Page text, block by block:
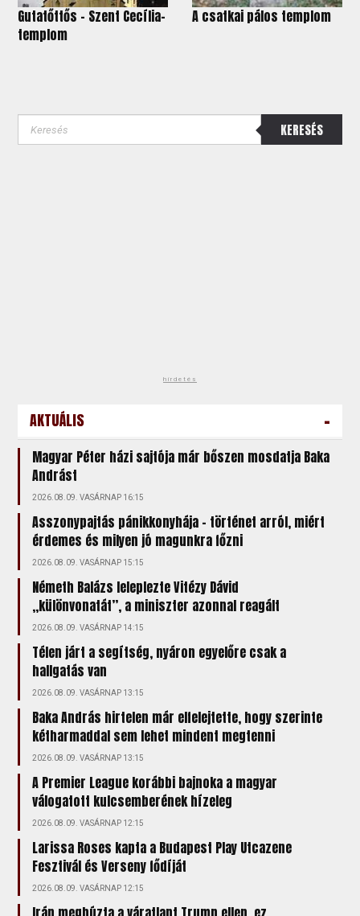
Gutatőttős – Szent Cecília-
templom
A csatkai pálos templom
KERESÉS
hirdetés
AKTUÁLIS -
Magyar Péter házi sajtója már bőszen mosdatja Baka
Andrást
2026.08.09. VASÁRNAP 16:15
Asszonypajtás pánikkonyhája – történet arról, miért
érdemes és milyen jó magunkra főzni
2026.08.09. VASÁRNAP 15:15
Németh Balázs leleplezte Vitézy Dávid
„különvonatát”, a miniszter azonnal reagált
2026.08.09. VASÁRNAP 14:15
Télen járt a segítség, nyáron egyelőre csak a
hallgatás van
2026.08.09. VASÁRNAP 13:15
Baka András hirtelen már elfelejtette, hogy szerinte
kétharmaddal sem lehet mindent megtenni
2026.08.09. VASÁRNAP 13:15
A Premier League korábbi bajnoka a magyar
válogatott kulcsemberének hízeleg
2026.08.09. VASÁRNAP 12:15
Larissa Roses kapta a Budapest Play Utcazene
Fesztivál és Verseny fődíját
2026.08.09. VASÁRNAP 12:15